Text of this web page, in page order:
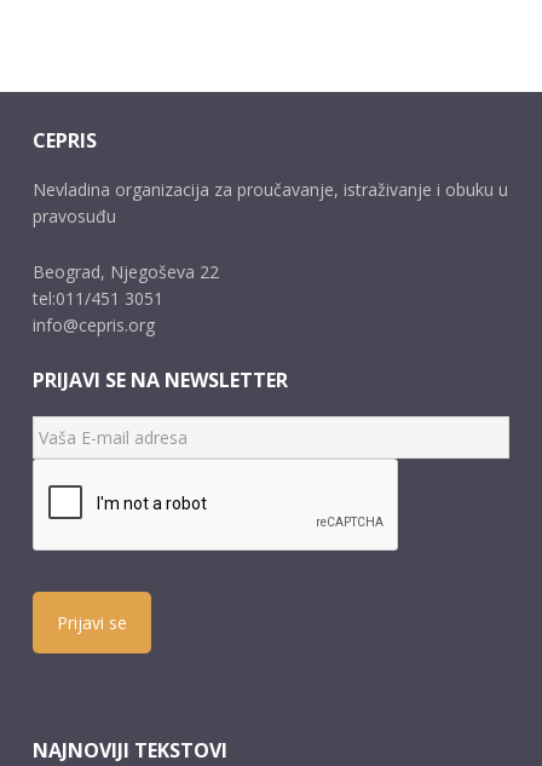
CEPRIS
Nevladina organizacija za proučavanje, istraživanje i obuku u
pravosuđu
Beograd, Njegoševa 22
tel:011/451 3051
info@cepris.org
PRIJAVI SE NA NEWSLETTER
Prijavi se
NAJNOVIJI TEKSTOVI